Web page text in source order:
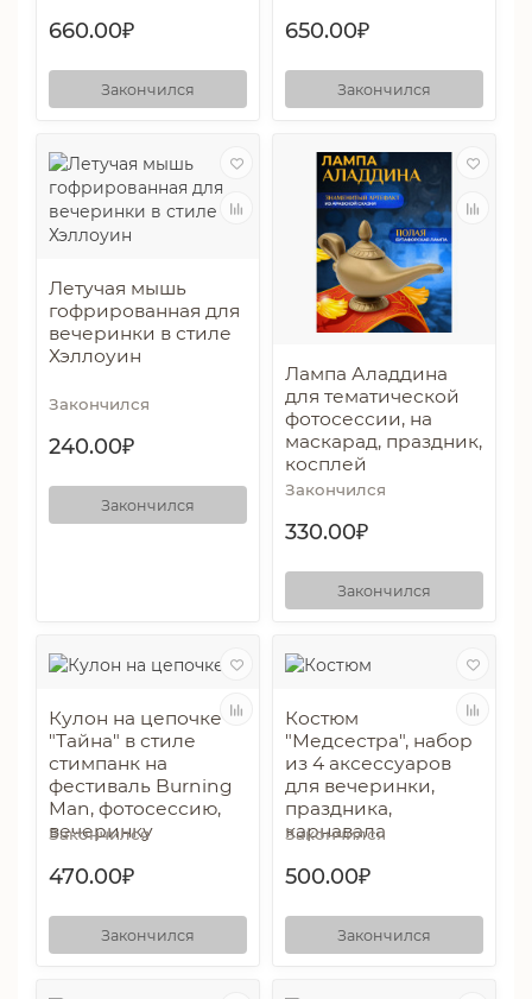
660.00₽
Закончился
650.00₽
Закончился
Летучая мышь
гофрированная для
вечеринки в стиле
Хэллоуин
Закончился
240.00₽
Закончился
Лампа Аладдина
для тематической
фотосессии, на
маскарад, праздник,
косплей
Закончился
330.00₽
Закончился
Кулон на цепочке
"Тайна" в стиле
стимпанк на
фестиваль Burning
Man, фотосессию,
вечеринку
Закончился
470.00₽
Закончился
Костюм
"Медсестра", набор
из 4 аксессуаров
для вечеринки,
праздника,
карнавала
Закончился
500.00₽
Закончился